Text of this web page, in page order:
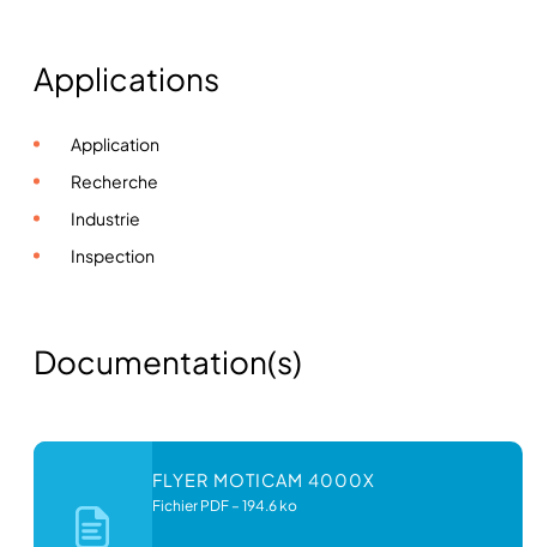
Applications
Application
Recherche
Industrie
Inspection
Documentation(s)
FLYER MOTICAM 4000X
Fichier PDF – 194.6 ko